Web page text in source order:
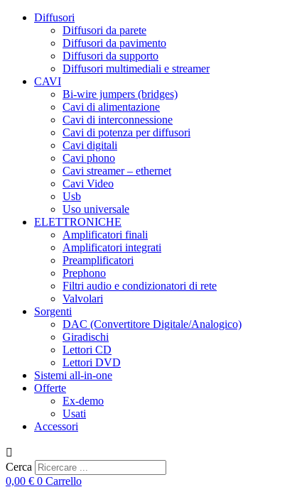
Diffusori
Diffusori da parete
Diffusori da pavimento
Diffusori da supporto
Diffusori multimediali e streamer
CAVI
Bi-wire jumpers (bridges)
Cavi di alimentazione
Cavi di interconnessione
Cavi di potenza per diffusori
Cavi digitali
Cavi phono
Cavi streamer – ethernet
Cavi Video
Usb
Uso universale
ELETTRONICHE
Amplificatori finali
Amplificatori integrati
Preamplificatori
Prephono
Filtri audio e condizionatori di rete
Valvolari
Sorgenti
DAC (Convertitore Digitale/Analogico)
Giradischi
Lettori CD
Lettori DVD
Sistemi all-in-one
Offerte
Ex-demo
Usati
Accessori
Cerca
0,00 € 0 Carrello